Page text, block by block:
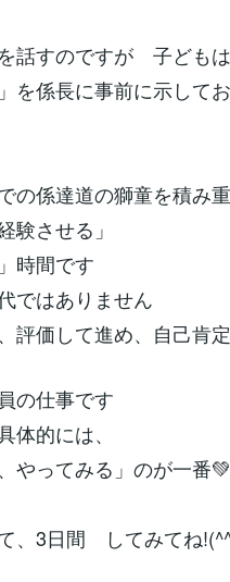
話すのですが 子ども
を係長に事前に示して
の係達道の獅童を積み
験させる」
時間です
ではありません
評価して進め、自己肯
の仕事です
的には、
やってみる」のが一番💚
、3日間 してみてね